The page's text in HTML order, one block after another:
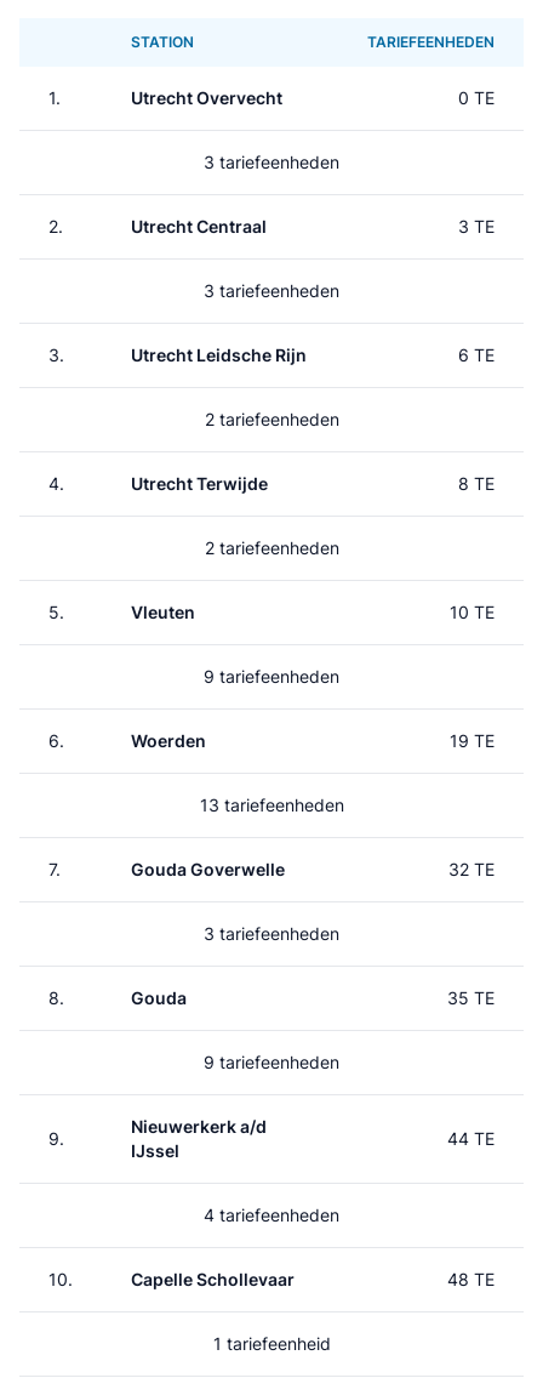
STATION TARIEFEENHEDEN
1. Utrecht Overvecht 0 TE
3 tariefeenheden
2. Utrecht Centraal 3 TE
3 tariefeenheden
3. Utrecht Leidsche Rijn 6 TE
2 tariefeenheden
4. Utrecht Terwijde 8 TE
2 tariefeenheden
5. Vleuten 10 TE
9 tariefeenheden
6. Woerden 19 TE
13 tariefeenheden
7. Gouda Goverwelle 32 TE
3 tariefeenheden
8. Gouda 35 TE
9 tariefeenheden
9.
Nieuwerkerk a/d
IJssel
44 TE
4 tariefeenheden
10. Capelle Schollevaar 48 TE
1 tariefeenheid